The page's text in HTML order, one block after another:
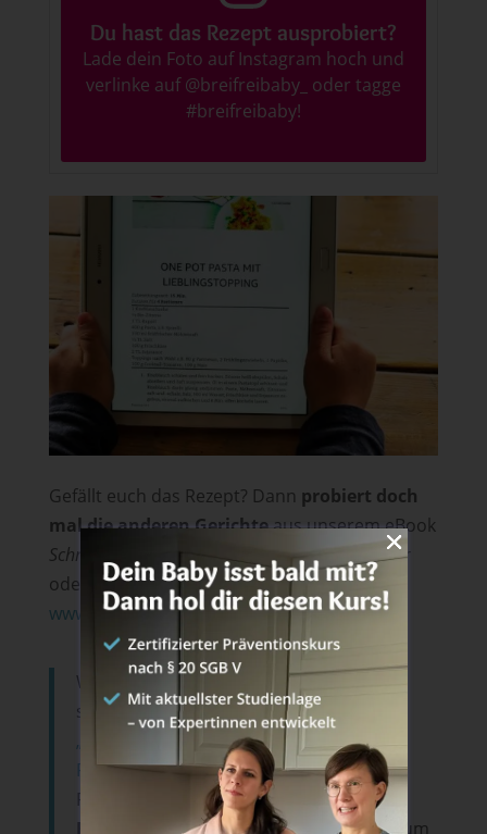
Du hast das Rezept ausprobiert?
Lade dein Foto auf Instagram hoch und
verlinke auf@breifreibaby_ oder tagge
#breifreibaby!
Gefällt euch das Rezept? Dann probiert doch
mal die anderen Gerichteaus unserem eBook
Schnelle Mittagessen. Unsere Rezepte für Kinder
oder schaut bei unserem Online-Magazin
www.familien-essen.devorbei.
Wenn du mehr auf gedruckte Bücher
stehst: In unserem gedruckten Buch
„Breifrei Express“ findest du 75 schnelle
Rezeptefür dein Baby und die ganze
Familie. Von Baked Oatmeal Muffins zum
Frühstück, Lachbällchen mit Pommes zum